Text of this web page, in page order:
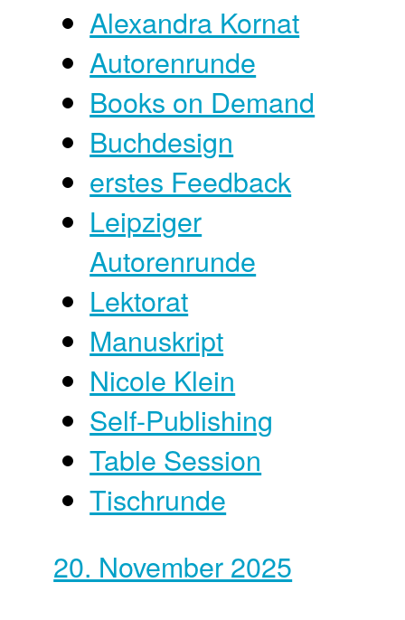
Alexandra Kornat
Autorenrunde
Books on Demand
Buchdesign
erstes Feedback
Leipziger
Autorenrunde
Lektorat
Manuskript
Nicole Klein
Self-Publishing
Table Session
Tischrunde
20. November 2025